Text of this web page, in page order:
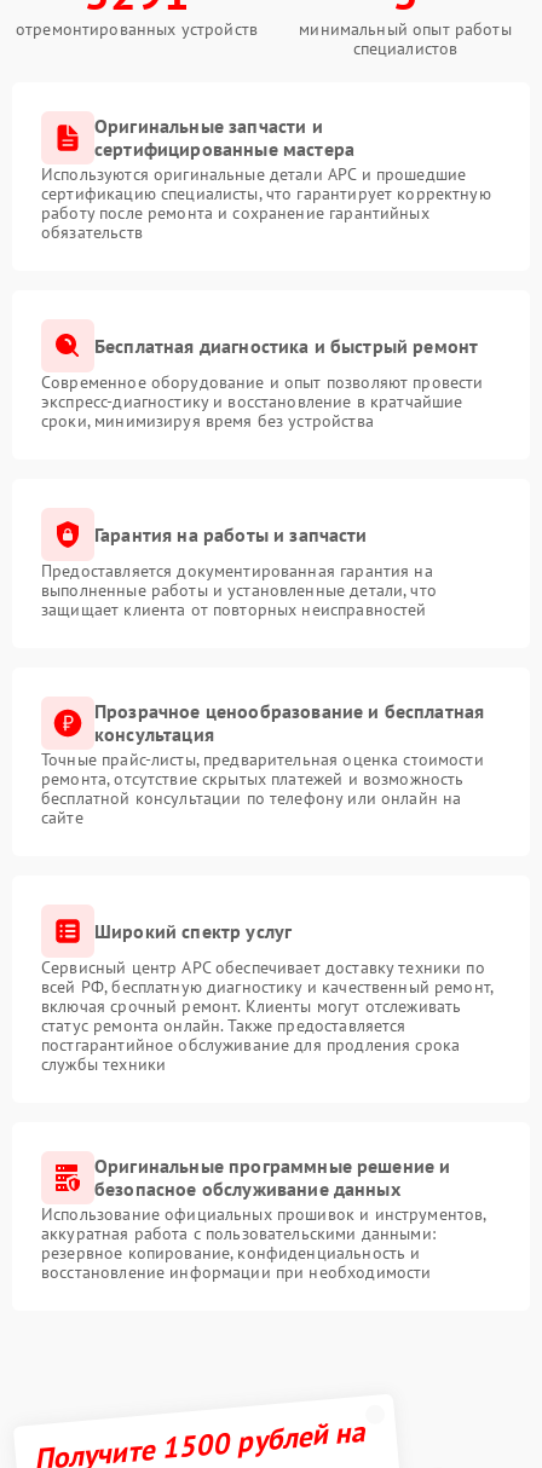
отремонтированных устройств
минимальный опыт работы
специалистов
Оригинальные запчасти и
сертифицированные мастера
Используются оригинальные детали APC и прошедшие
сертификацию специалисты, что гарантирует корректную
работу после ремонта и сохранение гарантийных
обязательств
Бесплатная диагностика и быстрый ремонт
Современное оборудование и опыт позволяют провести
экспресс-диагностику и восстановление в кратчайшие
сроки, минимизируя время без устройства
Гарантия на работы и запчасти
Предоставляется документированная гарантия на
выполненные работы и установленные детали, что
защищает клиента от повторных неисправностей
Прозрачное ценообразование и бесплатная
консультация
Точные прайс-листы, предварительная оценка стоимости
ремонта, отсутствие скрытых платежей и возможность
бесплатной консультации по телефону или онлайн на
сайте
Широкий спектр услуг
Сервисный центр APC обеспечивает доставку техники по
всей РФ, бесплатную диагностику и качественный ремонт,
включая срочный ремонт. Клиенты могут отслеживать
статус ремонта онлайн. Также предоставляется
постгарантийное обслуживание для продления срока
службы техники
Оригинальные программные решение и
безопасное обслуживание данных
Использование официальных прошивок и инструментов,
аккуратная работа с пользовательскими данными:
резервное копирование, конфиденциальность и
восстановление информации при необходимости
Получите 1500 рублей на